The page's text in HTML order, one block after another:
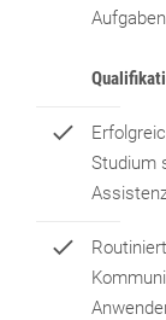
Studium